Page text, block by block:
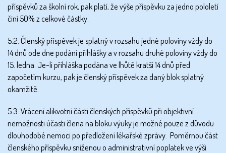
příspěvků za školní rok, pak platí, že výše příspěvku za jedno pololetí
činí 50% z celkové částky.
5.2. Členský příspěvek je splatný v rozsahu jedné poloviny vždy do
14 dnů ode dne podání přihlášky a v rozsahu druhé poloviny vždy do
15. ledna. Je-li přihláška podána ve lhůtě kratší 14 dnů před
započetím kurzu, pak je členský příspěvek za daný blok splatný
okamžitě.
5.3. Vrácení alikvotní části členských příspěvků při objektivní
nemožnosti účasti člena na bloku výuky je možné pouze z důvodu
dlouhodobé nemoci po předložení lékařské zprávy. Poměrnou část
členského příspěvku sníženou o administrativní poplatek ve výši